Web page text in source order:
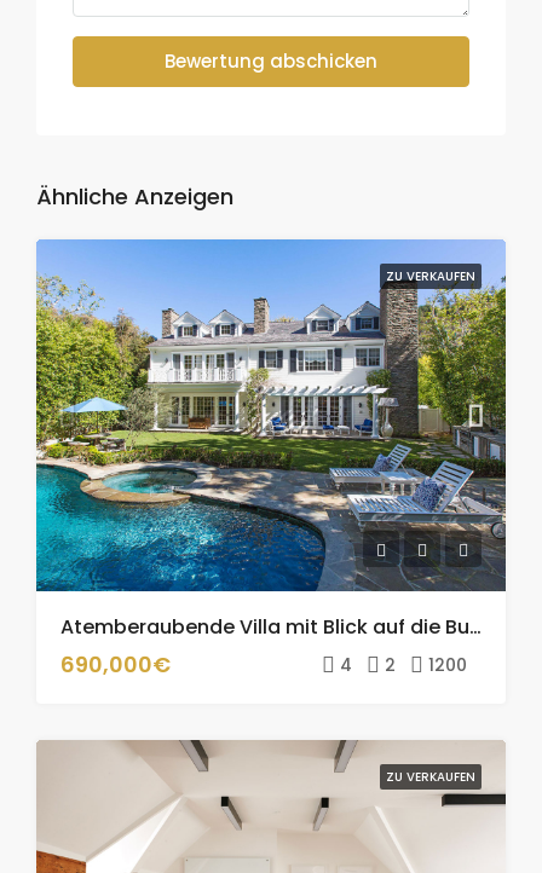
Bewertung abschicken
Ähnliche Anzeigen
ZU VERKAUFEN
Atemberaubende Villa mit Blick auf die Bucht 🏝️🏡✨
690,000€ 4 2 1200
ZU VERKAUFEN